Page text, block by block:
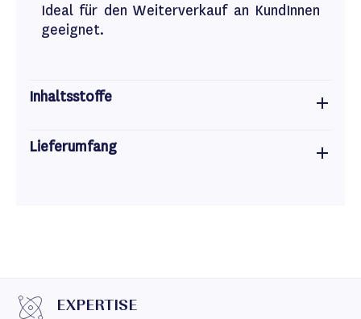
Ideal für den Weiterverkauf an KundInnen
geeignet.
Inhaltsstoffe
Lieferumfang
EXPERTISE